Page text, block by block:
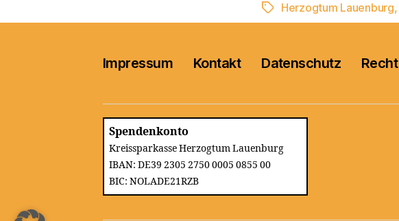
Schlagwörter
Herzogtum Lauenburg,
Impressum Kontakt Datenschutz Recht
Spendenkonto
Kreissparkasse Herzogtum Lauenburg
IBAN: DE39 2305 2750 0005 0855 00
BIC: NOLADE21RZB